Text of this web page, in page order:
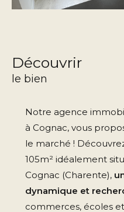
découvrir
le bien
Notre agence
à Cognac, vous
le marché !
105m² idéalement
Cognac (Charente),
dynamique et
commerces, écoles